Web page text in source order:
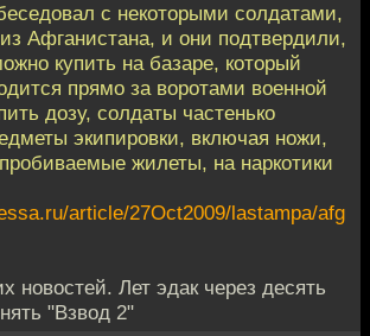
с некоторыми солдатами,
Афганистана, и они подтвердили,
купить на базаре, который
прямо за воротами военной
дозу, солдаты частенько
экипировки, включая ножи,
жилеты, на наркотики
article/27Oct2009/lastampa/afg
новостей. Лет эдак через десять
"Взвод 2"